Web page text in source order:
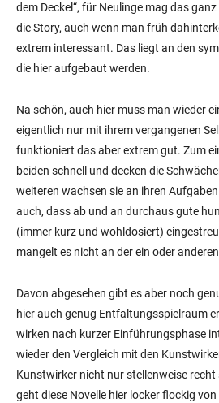
dem Deckel“, für Neulinge mag das
die Story, auch wenn man früh
extrem interessant. Das liegt an den
die hier aufgebaut werden.
Na schön, auch hier muss man wieder
eigentlich nur mit ihrem vergangenen
funktioniert das aber extrem gut. Zum
beiden schnell und decken die
weiteren wachsen sie an ihren
auch, dass ab und an durchaus gute
(immer kurz und wohldosiert)
mangelt es nicht an der ein oder
Davon abgesehen gibt es aber noch
hier auch genug Entfaltungsspielraum
wirken nach kurzer Einführungsphase
wieder den Vergleich mit den
Kunstwirker nicht nur stellenweise
geht diese Novelle hier locker flockig